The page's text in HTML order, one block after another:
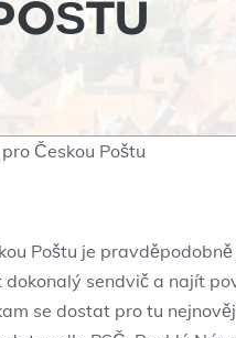
Českou Poštu
Poštu je
sendvič a najít
se dostat pro tu